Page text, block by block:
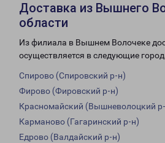
Доставка из Вышнего
области
Из филиала в Вышнем Волочеке
осуществляется в следующие
Спирово (Спировский р-н)
Фирово (Фировский р-н)
Красномайский (Вышневолоцкий
Карманово (Гагаринский р-н)
Едрово (Валдайский р-н)